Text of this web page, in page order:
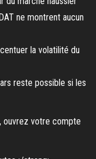
ne montrent aucun
la volatilité du
reste possible si les
ouvrez votre compte